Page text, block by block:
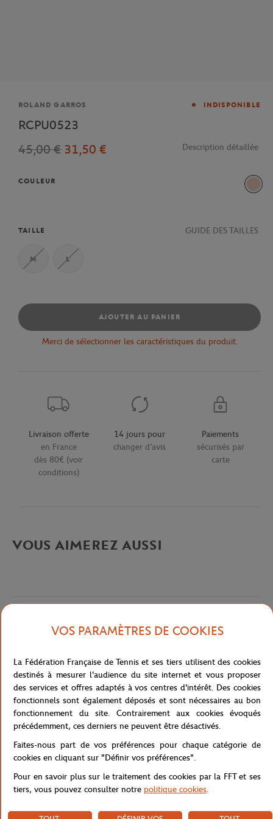
Marque
ROLAND GARROS INDISPONIBLE
RCPU0523
45,00 € 31,50 € Description détaillée
COULEUR
Rose
TAILLE GUIDE DES TAILLES
M L
AJOUTER AU PANIER
Merci de sélectionner les caractéristiques du produit.
Livraison offerte
en France
dès 80€ (voir
conditions)
14 jours pour
changer d'avis
Paiements
sécurisés par
carte
VOUS AIMEREZ AUSSI
Caractéristiques
Livraison et retours
VOS PARAMÈTRES DE COOKIES
La Fédération Française de Tennis et ses tiers utilisent des cookies
destinés à mesurer l'audience du site internet et vous proposer
des services et offres adaptés à vos centres d'intérêt. Des cookies
fonctionnels sont également déposés et sont nécessaires au bon
fonctionnement du site. Contrairement aux cookies évoqués
précédemment, ces derniers ne peuvent être désactivés.
Faites-nous part de vos préférences pour chaque catégorie de
cookies en cliquant sur "Définir vos préférences".
Pour en savoir plus sur le traitement des cookies par la FFT et ses
tiers, vous pouvez consulter notre politique cookies.